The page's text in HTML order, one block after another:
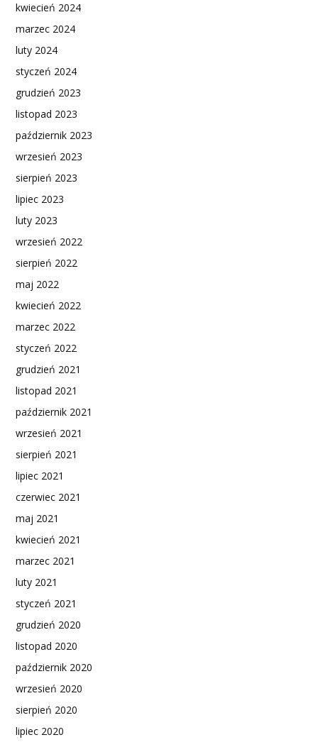
kwiecień 2024
marzec 2024
luty 2024
styczeń 2024
grudzień 2023
listopad 2023
październik 2023
wrzesień 2023
sierpień 2023
lipiec 2023
luty 2023
wrzesień 2022
sierpień 2022
maj 2022
kwiecień 2022
marzec 2022
styczeń 2022
grudzień 2021
listopad 2021
październik 2021
wrzesień 2021
sierpień 2021
lipiec 2021
czerwiec 2021
maj 2021
kwiecień 2021
marzec 2021
luty 2021
styczeń 2021
grudzień 2020
listopad 2020
październik 2020
wrzesień 2020
sierpień 2020
lipiec 2020